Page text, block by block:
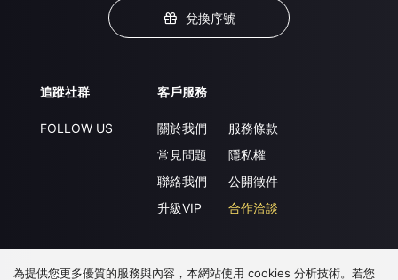
兌換序號
追蹤社群
FOLLOW US
客戶服務
關於我們
常見問題
聯絡我們
升級VIP
服務條款
隱私權
公開徵件
合作洽談
下載 APP
為提供您更多優質的服務與內容，本網站使用 cookies 分析技術。若您